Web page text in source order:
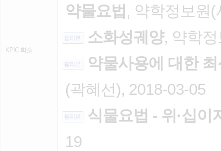
KPIC 학술
약물요법 , 약학정보원
팜리뷰 소화성궤양, 약학
팜리뷰
약물사용에 대한
(곽혜선), 2018-03-05
팜리뷰
식물요법 - 위·십이
19